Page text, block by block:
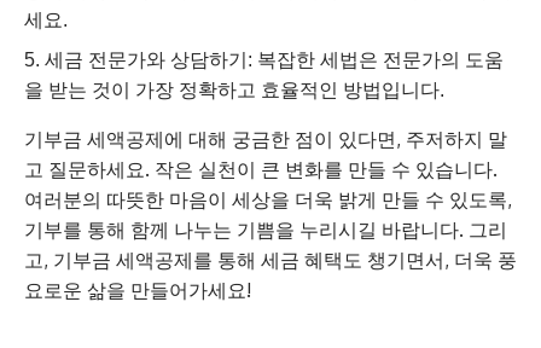
세요.
세금 전문가와 상담하기: 복잡한 세법은 전문가의 도움
을 받는 것이 가장 정확하고 효율적인 방법입니다.
기부금 세액공제에 대해 궁금한 점이 있다면, 주저하지 말
고 질문하세요. 작은 실천이 큰 변화를 만들 수 있습니다.
여러분의 따뜻한 마음이 세상을 더욱 밝게 만들 수 있도록,
기부를 통해 함께 나누는 기쁨을 누리시길 바랍니다. 그리
고, 기부금 세액공제를 통해 세금 혜택도 챙기면서, 더욱 풍
요로운 삶을 만들어가세요!